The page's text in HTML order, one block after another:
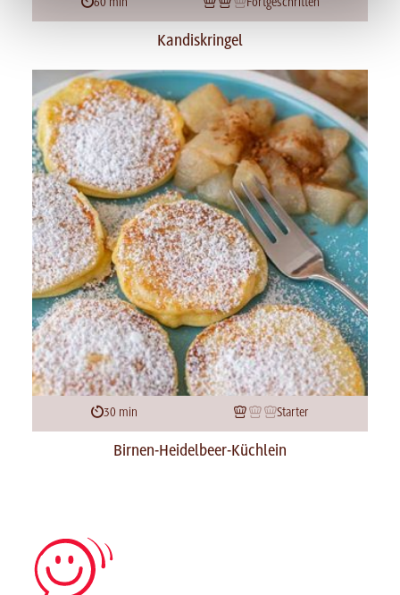
60 min Fortgeschritten
Kandiskringel
30 min Starter
Birnen-Heidelbeer-Küchlein